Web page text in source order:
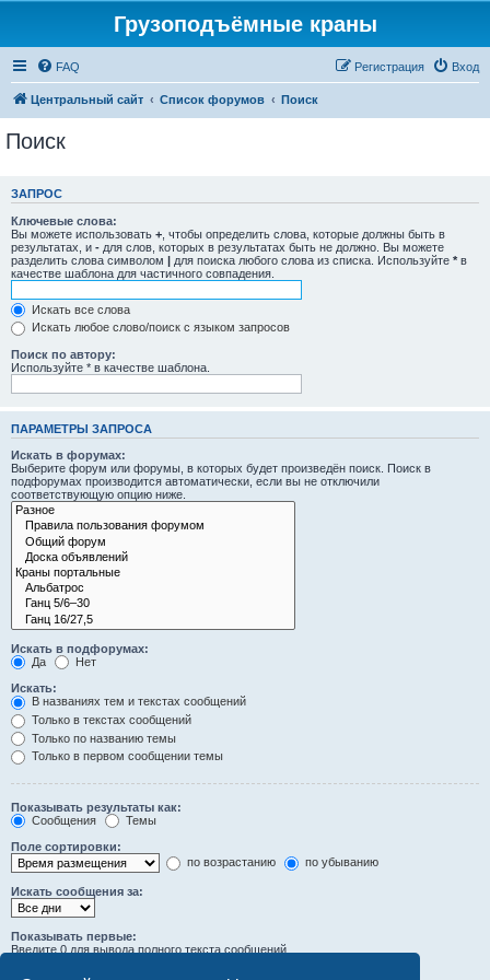
Грузоподъёмные краны
FAQ Вход
Регистрация
Центральный сайт Список форумов Поиск
Поиск
ЗАПРОС
Ключевые слова:
Вы можете использовать + , чтобы определить слова, которые должны быть в
результатах, и - для слов, которых в результатах быть не должно. Вы можете
разделить слова символом | для поиска любого слова из списка. Используйте * в
качестве шаблона для частичного совпадения.
Искать все слова
Искать любое слово/поиск с языком запросов
Поиск по автору:
Используйте * в качестве шаблона.
ПАРАМЕТРЫ ЗАПРОСА
Искать в форумах:
Выберите форум или форумы, в которых будет произведён поиск. Поиск в
подфорумах производится автоматически, если вы не отключили
соответствующую опцию ниже.
Искать в подфорумах:
Да
Нет
Искать:
В названиях тем и текстах сообщений
Только в текстах сообщений
Только по названию темы
Только в первом сообщении темы
Показывать результаты как:
Сообщения
Темы
Поле сортировки:
по возрастанию
по убыванию
Искать сообщения за:
Показывать первые:
Введите 0 для вывода полного текста сообщений.